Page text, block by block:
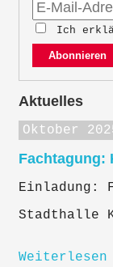
Ich
Abonnieren
Aktuelles
Oktober
Fachtagung:
Einladung:
Stadthalle
Weiterlesen